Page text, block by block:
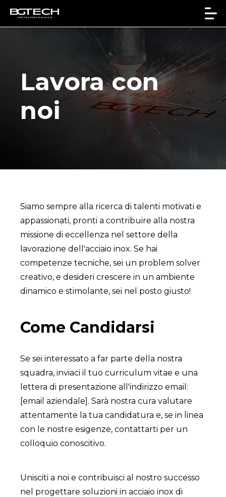
Lavora con
noi
Siamo sempre alla ricerca di talenti motivati e
appassionati, pronti a contribuire alla nostra
missione di eccellenza nel settore della
lavorazione dell'acciaio inox. Se hai
competenze tecniche, sei un problem solver
creativo, e desideri crescere in un ambiente
dinamico e stimolante, sei nel posto giusto!
Come Candidarsi
Se sei interessato a far parte della nostra
squadra, inviaci il tuo curriculum vitae e una
lettera di presentazione all'indirizzo email:
[email aziendale]. Sarà nostra cura valutare
attentamente la tua candidatura e, se in linea
con le nostre esigenze, contattarti per un
colloquio conoscitivo.
Unisciti a noi e contribuisci al nostro successo
nel progettare soluzioni in acciaio inox di